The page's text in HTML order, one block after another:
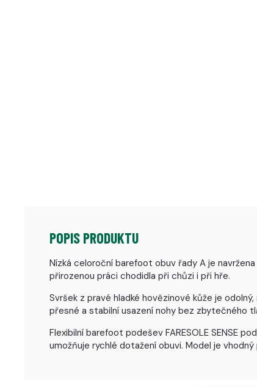
POPIS PRODUKTU
Nízká celoroční barefoot obuv řady A je
přirozenou práci chodidla při chůzi i při hře.
Svršek z pravé hladké hovězinové kůže je
přesné a stabilní usazení nohy bez zbytečného
Flexibilní barefoot podešev FARESOLE SENSE
umožňuje rychlé dotažení obuvi. Model je